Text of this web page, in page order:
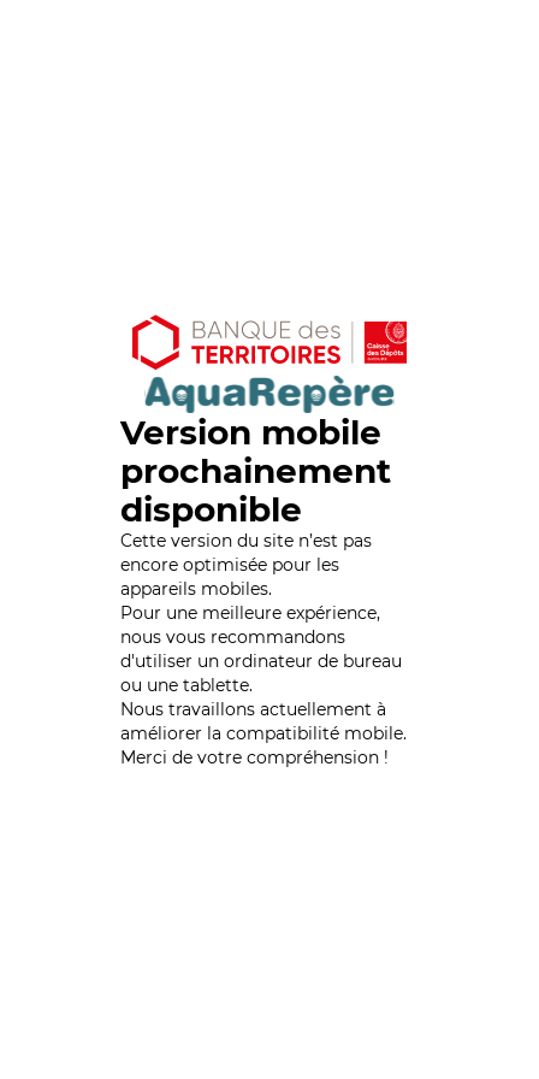
Version mobile
prochainement
disponible
Cette version du site n’est pas
encore optimisée pour les
appareils mobiles.
Pour une meilleure expérience,
nous vous recommandons
d'utiliser un ordinateur de bureau
ou une tablette.
Nous travaillons actuellement à
améliorer la compatibilité mobile.
Merci de votre compréhension !